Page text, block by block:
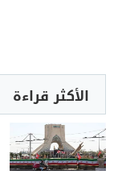
الأكثر قراءة